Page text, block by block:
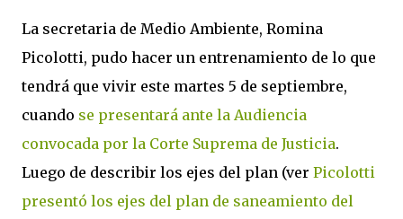
La secretaria de Medio Ambiente, Romina
Picolotti, pudo hacer un entrenamiento de lo que
tendrá que vivir este martes 5 de septiembre,
cuando se presentará ante la Audiencia
convocada por la Corte Suprema de Justicia.
Luego de describir los ejes del plan (ver Picolotti
presentó los ejes del plan de saneamiento del